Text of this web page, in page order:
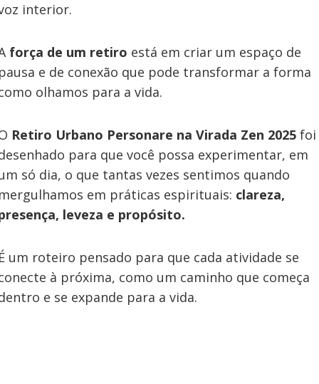
interior.
força de um retiro está em criar um espaço de
e de conexão que pode transformar a forma
olhamos para a vida.
Retiro Urbano Personare na Virada Zen 2025 foi
para que você possa experimentar, em
só dia, o que tantas vezes sentimos quando
em práticas espirituais: clareza,
leveza e propósito.
um roteiro pensado para que cada atividade se
à próxima, como um caminho que começa
e se expande para a vida.